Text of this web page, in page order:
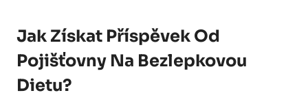
Jak Získat Příspěvek Od
Pojišťovny Na Bezlepkovou
Dietu?